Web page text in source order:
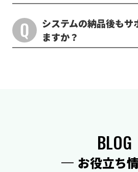
システムの納品後もサ
ますか？
BLOG
お役立ち